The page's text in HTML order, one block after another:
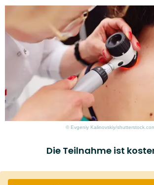
© Evgeniy Kalinovskiy/
Die Teilnahme ist